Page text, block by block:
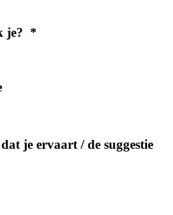
je? *
je ervaart / de suggestie